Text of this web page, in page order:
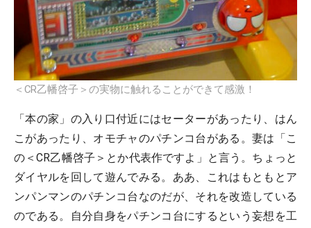
＜CR乙幡啓子＞の実物に触れることができて感激！
「本の家」の入り口付近にはセーターがあったり、はん
こがあったり、オモチャのパチンコ台がある。妻は「こ
の＜CR乙幡啓子＞とか代表作ですよ」と言う。ちょっと
ダイヤルを回して遊んでみる。ああ、これはもともとア
ンパンマンのパチンコ台なのだが、それを改造している
のである。自分自身をパチンコ台にするという妄想を工